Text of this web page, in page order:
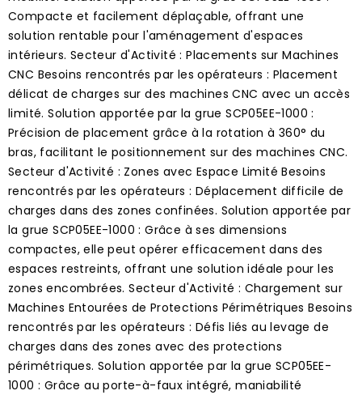
Compacte et facilement déplaçable, offrant une
solution rentable pour l'aménagement d'espaces
intérieurs. Secteur d'Activité : Placements sur Machines
CNC Besoins rencontrés par les opérateurs : Placement
délicat de charges sur des machines CNC avec un accès
limité. Solution apportée par la grue SCP05EE-1000 :
Précision de placement grâce à la rotation à 360° du
bras, facilitant le positionnement sur des machines CNC.
Secteur d'Activité : Zones avec Espace Limité Besoins
rencontrés par les opérateurs : Déplacement difficile de
charges dans des zones confinées. Solution apportée par
la grue SCP05EE-1000 : Grâce à ses dimensions
compactes, elle peut opérer efficacement dans des
espaces restreints, offrant une solution idéale pour les
zones encombrées. Secteur d'Activité : Chargement sur
Machines Entourées de Protections Périmétriques Besoins
rencontrés par les opérateurs : Défis liés au levage de
charges dans des zones avec des protections
périmétriques. Solution apportée par la grue SCP05EE-
1000 : Grâce au porte-à-faux intégré, maniabilité